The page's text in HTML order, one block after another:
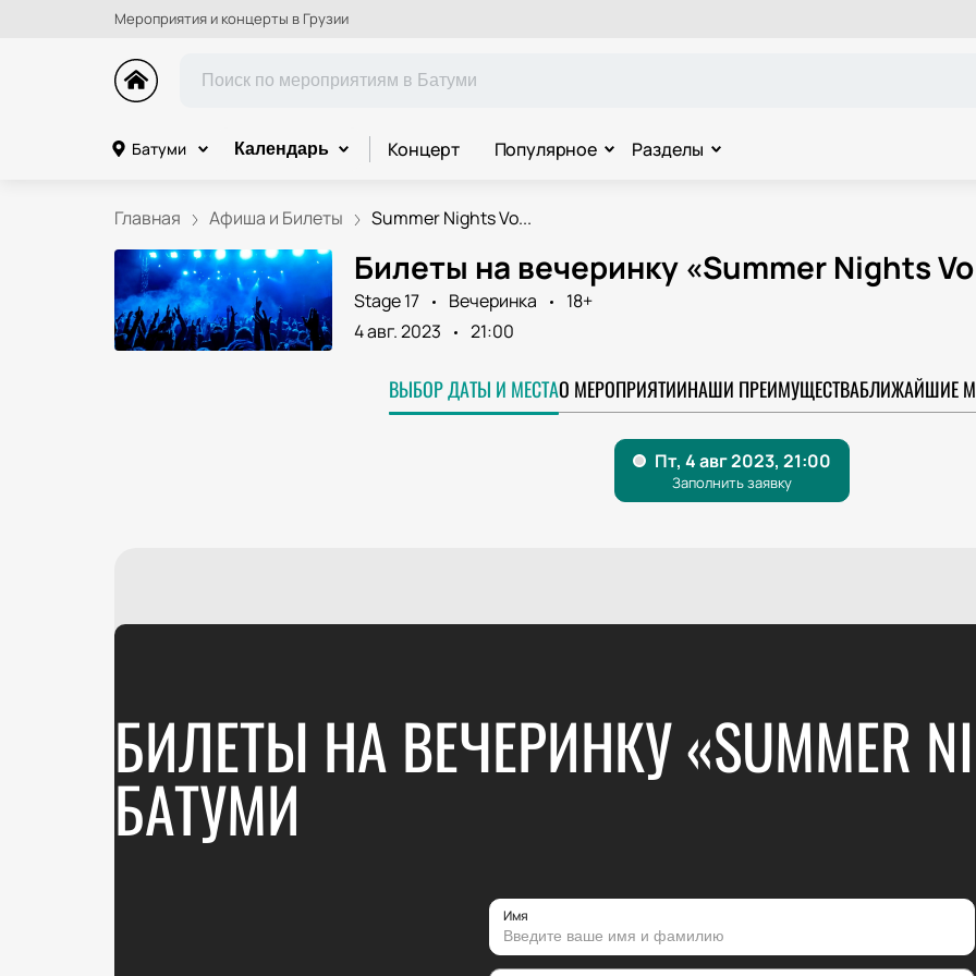
Мероприятия и концерты в Грузии
Батуми Календарь Концерт Популярное Разделы
Главная Афиша и Билеты Summer Nights Vo...
Билеты на вечеринку «Summer Nights
Stage 17 Вечеринка
18+
4 авг. 2023
21:00
ВЫБОР ДАТЫ И МЕСТАО МЕРОПРИЯТИИНАШИ ПРЕИМУЩЕСТВАБЛИЖАЙШИЕ
БИЛЕТЫ НА ВЕЧЕРИНКУ «SUMMER
БАТУМИ
Имя